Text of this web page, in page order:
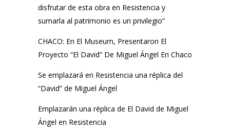
disfrutar de esta obra en Resistencia y
sumarla al patrimonio es un privilegio”
CHACO: En El Museum, Presentaron El
Proyecto “El David” De Miguel Ángel En Chaco
Se emplazará en Resistencia una réplica del
“David” de Miguel Ángel
Emplazarán una réplica de El David de Miguel
Ángel en Resistencia